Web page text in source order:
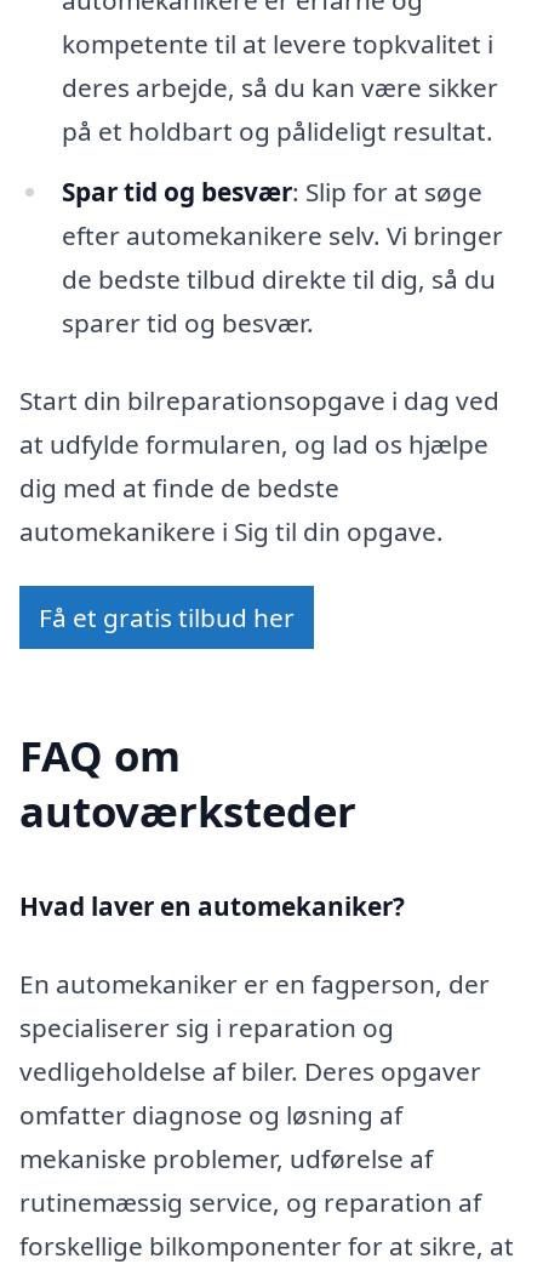
kompetente til at levere topkvalitet i
deres arbejde, så du kan være sikker
på et holdbart og pålideligt resultat.
Spar tid og besvær: Slip for at søge
efter automekanikere selv. Vi bringer
de bedste tilbud direkte til dig, så du
sparer tid og besvær.
Start din bilreparationsopgave i dag ved
at udfylde formularen, og lad os hjælpe
dig med at finde de bedste
automekanikere i Sig til din opgave.
Få et gratis tilbud her
FAQ om
autoværksteder
Hvad laver en automekaniker?
En automekaniker er en fagperson, der
specialiserer sig i reparation og
vedligeholdelse af biler. Deres opgaver
omfatter diagnose og løsning af
mekaniske problemer, udførelse af
rutinemæssig service, og reparation af
forskellige bilkomponenter for at sikre, at